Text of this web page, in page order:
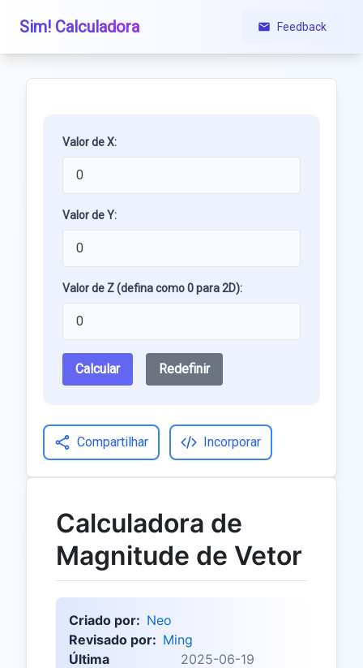
Sim! Calculadora Feedback
Valor de X:
Valor de Y:
Valor de Z (defina como 0 para 2D):
Calcular Redefinir
Compartilhar Incorporar
Calculadora de
Magnitude de Vetor
Criado por: Neo
Revisado por: Ming
Última
2025-06-19